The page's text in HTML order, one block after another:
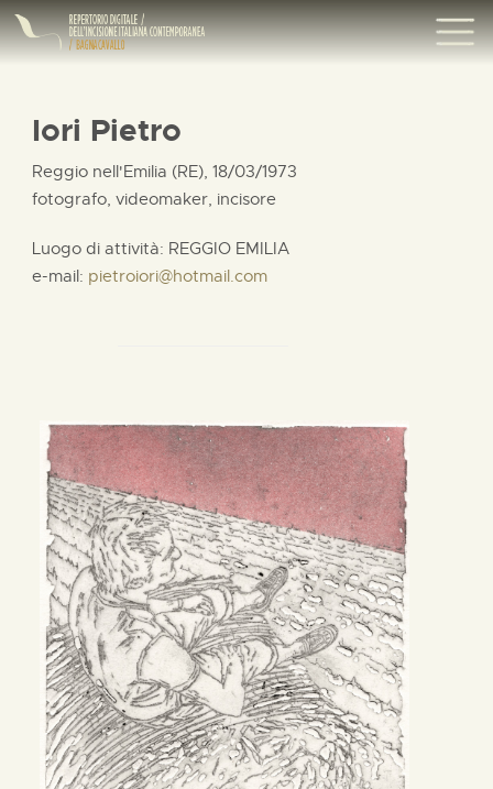
Iori Pietro
Reggio nell'Emilia (RE), 18/03/1973
fotografo, videomaker, incisore
Luogo di attività: REGGIO EMILIA
e-mail: pietroiori@hotmail.com